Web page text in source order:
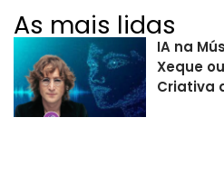
As mais lidas
IA na
Xeque
Criativa